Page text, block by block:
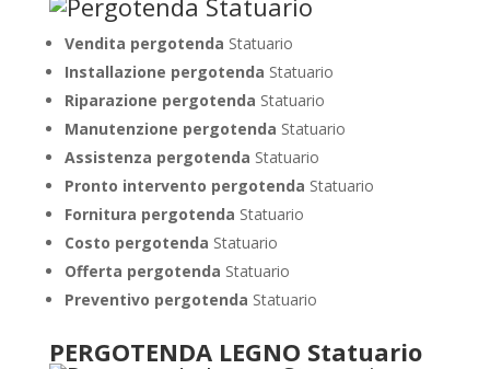
Vendita pergotenda Statuario
Installazione pergotenda Statuario
Riparazione pergotenda Statuario
Manutenzione pergotenda Statuario
Assistenza pergotenda Statuario
Pronto intervento pergotenda Statuario
Fornitura pergotenda Statuario
Costo pergotenda Statuario
Offerta pergotenda Statuario
Preventivo pergotenda Statuario
PERGOTENDA LEGNO Statuario